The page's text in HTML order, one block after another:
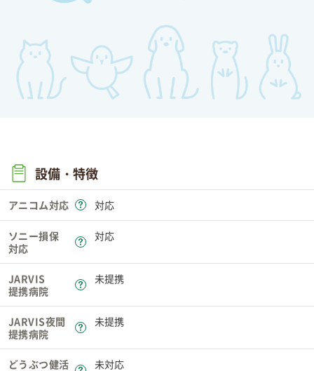
設備・特徴
アニコム対応 対応
ソニー損保
対応
対応
JARVIS
提携病院
未提携
JARVIS夜間
提携病院
未提携
どうぶつ健活
未対応